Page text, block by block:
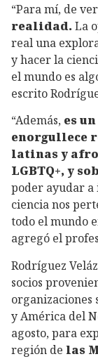
“Para mí, de
realidad. La
real una
y hacer la
el mundo es
escrito
“Además, es
enorgullece
latinas y
LGBTQ+, y
poder ayudar a
ciencia nos
todo el mundo
agregó el
Rodríguez
socios
organizaciones
y América del
agosto, para
región de las